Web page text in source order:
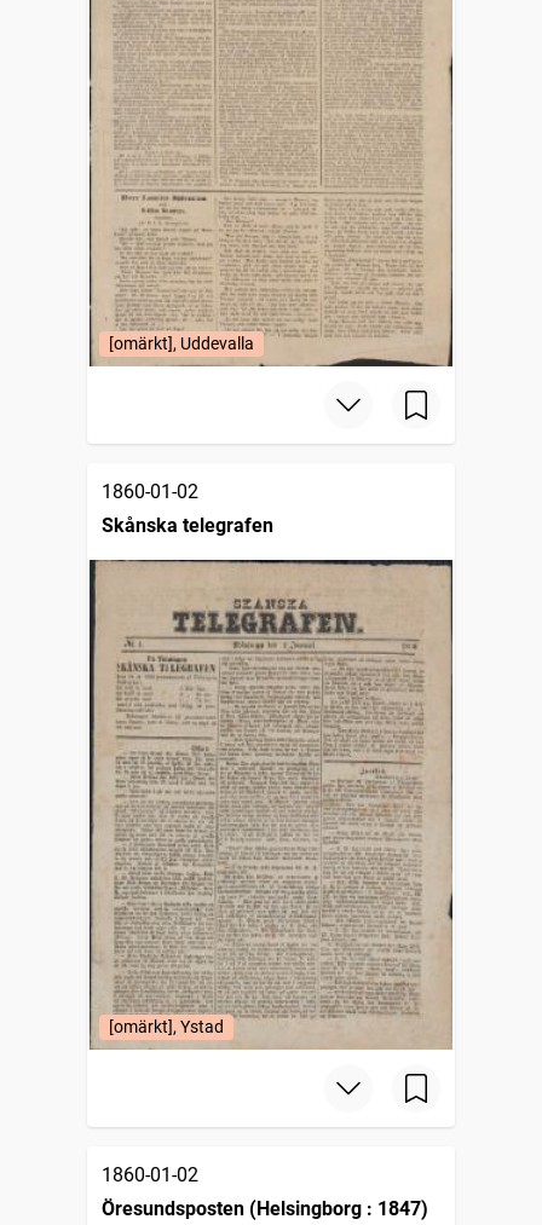
[omärkt], Uddevalla
1860-01-02
Skånska telegrafen
[omärkt], Ystad
1860-01-02
Öresundsposten (Helsingborg : 1847)